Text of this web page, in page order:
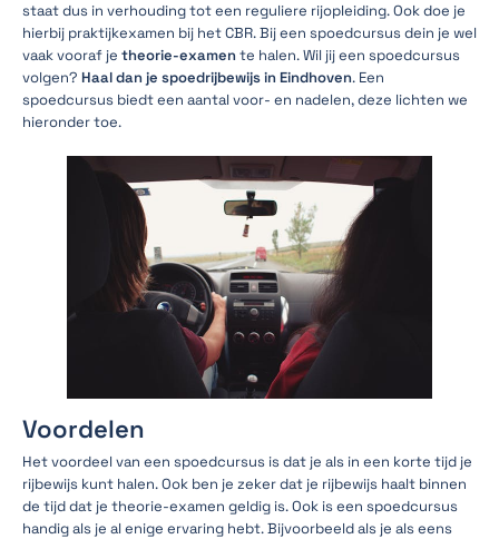
staat dus in verhouding tot een reguliere rijopleiding. Ook doe je
hierbij praktijkexamen bij het CBR. Bij een spoedcursus dein je wel
vaak vooraf je theorie-examente halen. Wil jij een spoedcursus
volgen? Haal dan je spoedrijbewijs in Eindhoven. Een
spoedcursus biedt een aantal voor- en nadelen, deze lichten we
hieronder toe.
Voordelen
Het voordeel van een spoedcursus is dat je als in een korte tijd je
rijbewijs kunt halen. Ook ben je zeker dat je rijbewijs haalt binnen
de tijd dat je theorie-examen geldig is. Ook is een spoedcursus
handig als je al enige ervaring hebt. Bijvoorbeeld als je als eens